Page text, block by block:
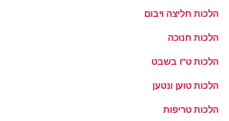
הלכות חליצה ויבום
הלכות חנוכה
הלכות ט''ו בשבט
הלכות טוען ונטען
הלכות טריפות